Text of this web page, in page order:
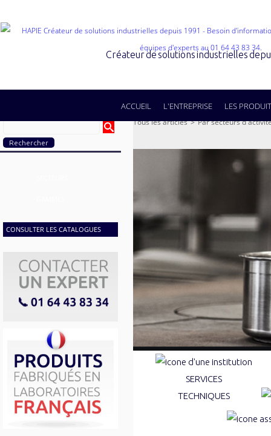
Créateur de solutions industrielles
ACCUEIL L'ENTREPRISE LES
CONSULTER LES CATALOGUES
Tous les articles > Par secteurs
SERVICES
TECHNIQUES